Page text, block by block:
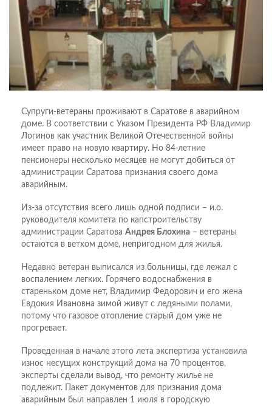
Супруги-ветераны проживают в Саратове в аварийном
доме. В соответствии с Указом Президента РФ Владимир
Логинов как участник Великой Отечественной войны
имеет право на новую квартиру. Но 84-летние
пенсионеры несколько месяцев не могут добиться от
администрации Саратова признания своего дома
аварийным.
Из-за отсутствия всего лишь одной подписи – и.о.
руководителя комитета по капстроительству
администрации Саратова Андрея Блохина – ветераны
остаются в ветхом доме, непригодном для жилья.
Недавно ветеран выписался из больницы, где лежал с
воспалением легких. Горячего водоснабжения в
стареньком доме нет, Владимир Федорович и его жена
Евдокия Ивановна зимой живут с ледяными полами,
потому что газовое отопление старый дом уже не
прогревает.
Проведенная в начале этого лета экспертиза установила
износ несущих конструкций дома на 70 процентов,
эксперты сделали вывод, что ремонту жилье не
подлежит. Пакет документов для признания дома
аварийным был направлен 1 июля в городскую